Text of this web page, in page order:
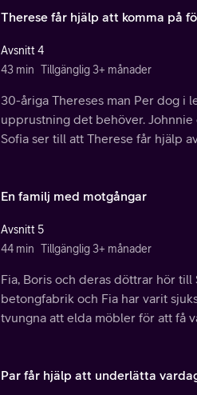
Therese får hjälp att komma på
Avsnitt 4
43 min Tillgänglig 3+ månader
30-åriga Thereses man Per dog i
upprustning det behöver.
Sofia ser till att Therese får hjälp
En familj med motgångar
Avsnitt 5
44 min Tillgänglig 3+ månader
Fia, Boris och deras döttrar hör
betongfabrik och Fia har varit
tvungna att elda möbler för att få
Par får hjälp att underlätta